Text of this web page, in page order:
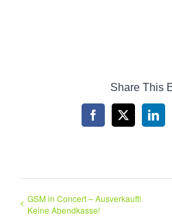
Share This
Facebook
X
GSM in Concert – Ausverkauft!
Keine Abendkasse!